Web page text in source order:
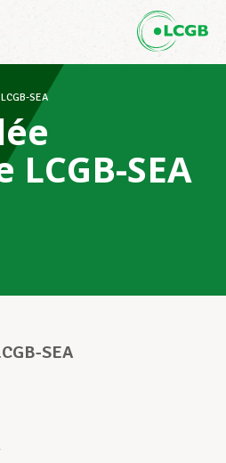
FR
Arbeitsalltag
Privatleben
SEA
SEA
SEA